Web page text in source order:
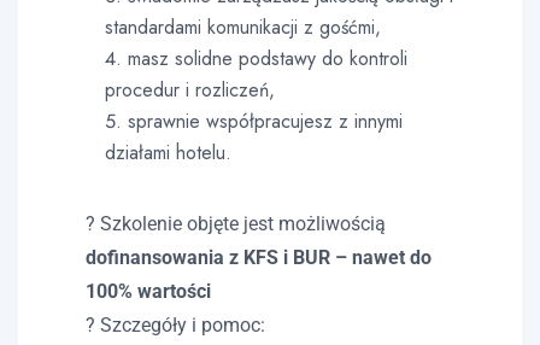
standardami komunikacji z gośćmi,
masz solidne podstawy do kontroli
procedur i rozliczeń,
sprawnie współpracujesz z innymi
działami hotelu.
? Szkolenie objęte jest możliwością
dofinansowania z KFS i BUR – nawet do
100% wartości
? Szczegóły i pomoc: